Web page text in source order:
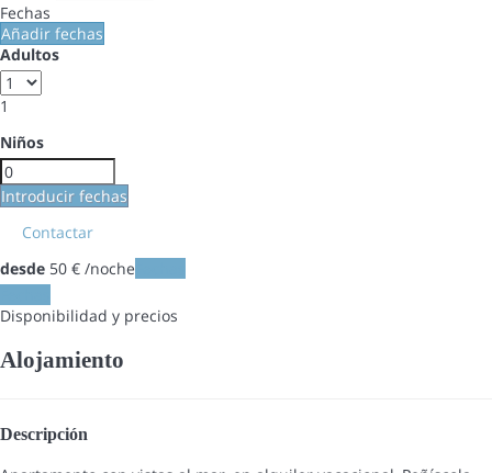
Fechas
Añadir fechas
Adultos
1
Niños
Introducir fechas
Contactar
desde 50 € /noche
Disponibilidad y precios
Alojamiento
Descripción